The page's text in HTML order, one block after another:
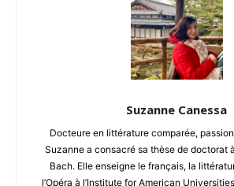
Suzanne Canessa
Docteure en littérature comparée,
Suzanne a consacré sa thèse de doctorat
Bach. Elle enseigne le français, la
l’Opéra à l’Institute for American